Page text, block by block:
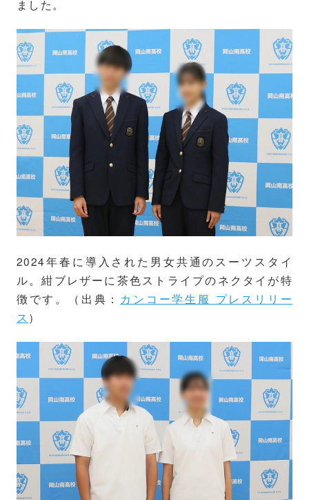
ました。
2024年春に導入された男女共通のスーツスタイ
ル。紺ブレザーに茶色ストライプのネクタイが特
徴です。（出典： カンコー学生服 プレスリリー
ス ）